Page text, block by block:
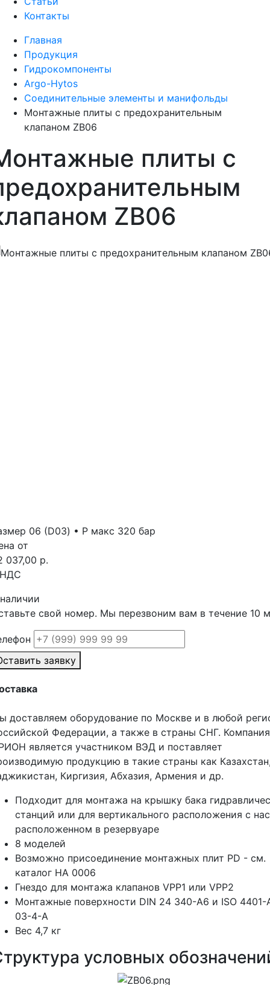
Контакты
Главная
Продукция
Гидрокомпоненты
Argo-Hytos
Соединительные элементы и манифольды
Монтажные плиты с предохранительным
клапаном ZB06
плиты с
ZB06
06 (D03) • Р макс 320 бар
от
037,00 р.
свой номер. Мы перезвоним вам в течение 10
заявку
доставляем оборудование по Москве и в любой
Федерации, а также в страны СНГ. Компания
является участником ВЭД и поставляет
продукцию в такие страны как
Киргизия, Абхазия, Армения и др.
Подходит для монтажа на крышку бака
станций или для вертикального расположения с
расположенном в резервуаре
8 моделей
Возможно присоединение монтажных плит PD - см.
каталог HA 0006
Гнездо для монтажа клапанов VPP1 или VPP2
Монтажные поверхности DIN 24 340-A6 и ISO 4401-
03-4-A
Вес 4,7 кг
условных